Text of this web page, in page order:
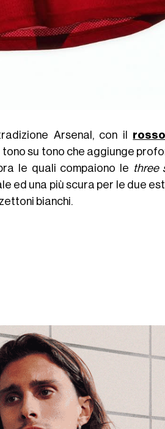
Arsenal, con il rosso
su tono che aggiunge
le quali compaiono le three
ed una più scura per le due
bianchi.